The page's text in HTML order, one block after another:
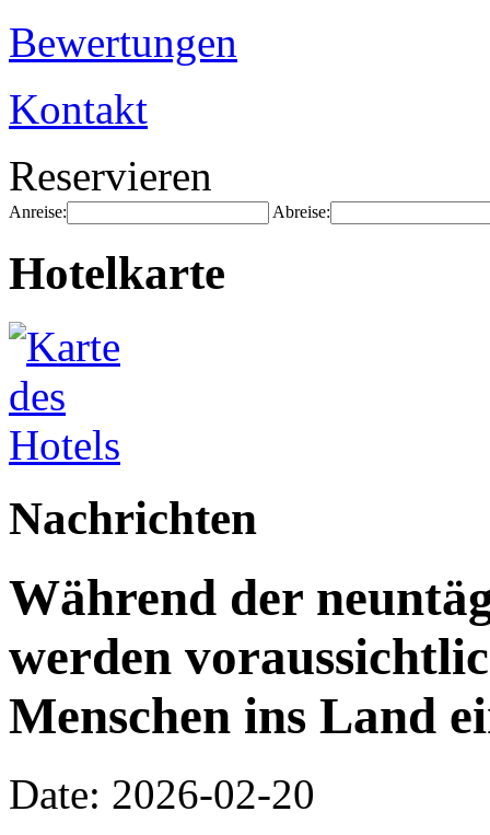
Bewertungen
Kontakt
Reservieren
Anreise: Abreise:
Hotelkarte
Nachrichten
Während der
werden
Menschen ins Land
Date: 2026-02-20